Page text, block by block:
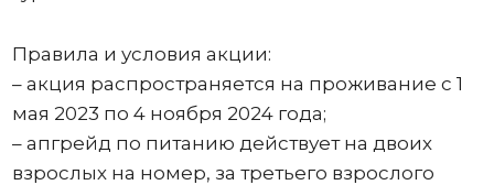
Правила и условия акции:
– акция распространяется на проживание с 1
мая 2023 по 4 ноября 2024 года;
– апгрейд по питанию действует на двоих
взрослых на номер, за третьего взрослого